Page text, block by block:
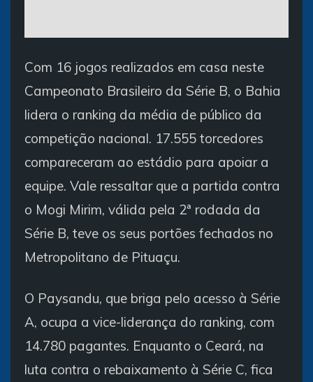
Com 16 jogos realizados em casa neste
Campeonato Brasileiro da Série B, o Bahia
lidera o ranking da média de público da
competição nacional. 17.555 torcedores
compareceram ao estádio para apoiar a
equipe. Vale ressaltar que a partida contra
o Mogi Mirim, válida pela 2ª rodada da
Série B, teve os seus portões fechados no
Metropolitano de Pituaçu.
O Paysandu, que briga pelo acesso à Série
A, ocupa a vice-liderança do ranking, com
14.780 pagantes. Enquanto o Ceará, na
luta contra o rebaixamento à Série C, fica